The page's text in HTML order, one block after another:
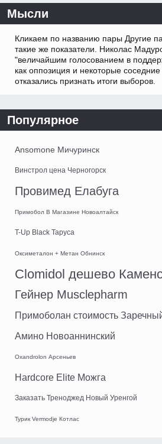
Мысли
Кликаем по названию пары Другие
такие же показатели. Николас
"величайшим голосованием в
как оппозиция и некоторые соседние
отказались признать итоги выборов.
Популярное
Ansomone Мичуринск
Винстрол цена Черногорск
Провимед Елабуга
Примобол В Магазине Новоалтайск
T-Up Black Таруса
Оксиметалон + Метан Обнинск
Clomidol дешево
Гейнер Musclepharm
Примоболан стоимость
Амино Новоаннинский
Oxandrolon Арсеньев
Hardcore Elite Можга
Заказать Треноджед Новый Уренгой
Турик Vermodje Котлас